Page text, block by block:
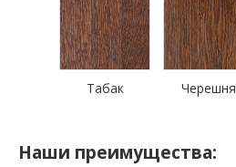
Табак Черешня
Наши преимущества: